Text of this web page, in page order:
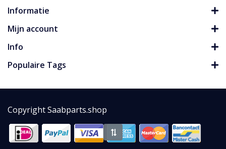
Informatie
Mijn account
Info
Populaire Tags
Copyright Saabparts.shop